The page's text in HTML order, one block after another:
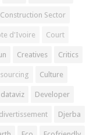
Construction Sector
d'Ivoire Court
Creatives Critics
Culture
dataviz Developer
divertissement Djerba